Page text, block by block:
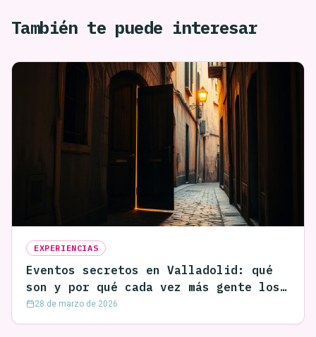
También te puede interesar
EXPERIENCIAS
Eventos secretos en Valladolid: qué
son y por qué cada vez más gente los
busca
28 de marzo de 2026